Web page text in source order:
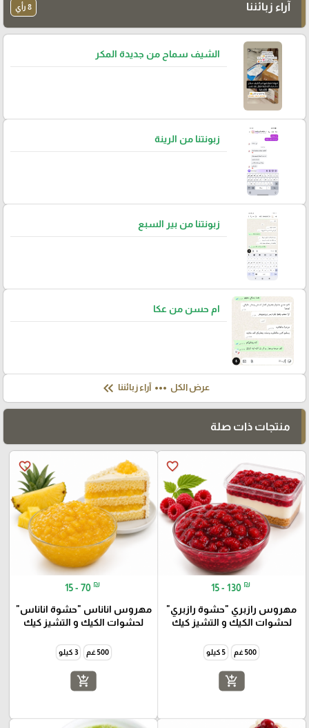
آراء زبائننا 8 رأي
الشيف سماح من جديدة المكر
زبونتنا من الرينة
زبونتنا من بير السبع
ام حسن من عكا
عرض الكل more_horiz آراء زبائننا keyboard_double_arrow_left
منتجات ذات صلة
favorite_border
15 - 130 ₪
مهروس رازبري "حشوة رازبري"
لحشوات الكيك و التشيز كيك
500 غم 5 كيلو
add_shopping_cart
favorite_border
15 - 70 ₪
مهروس اناناس "حشوة اناناس"
لحشوات الكيك و التشيز كيك
500 غم 3 كيلو
add_shopping_cart